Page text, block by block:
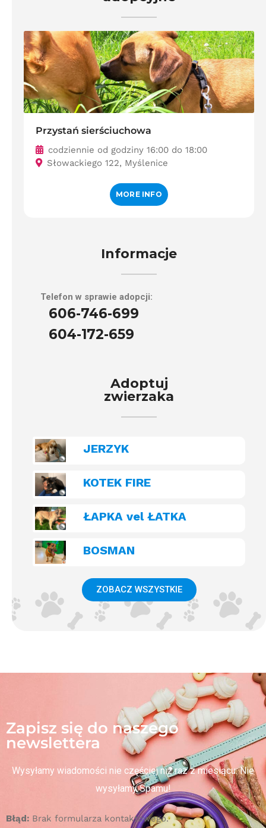
Przystań sierściuchowa
codziennie od godziny 16:00 do 18:00
Słowackiego 122, Myślenice
MORE INFO
Informacje
Telefon w sprawie adopcji:
606-746-699
604-172-659
Adoptuj
zwierzaka
JERZYK
KOTEK FIRE
ŁAPKA vel ŁATKA
BOSMAN
ZOBACZ WSZYSTKIE
Zapisz się do naszego
newslettera
Wysyłamy wiadomości nie częściej niż raz z miesiącu. Nie
wysyłamy Spamu!
Błąd: Brak formularza kontaktowego.